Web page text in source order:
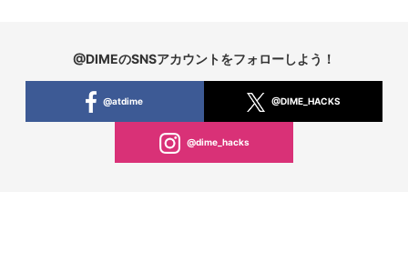
@DIMEのSNSアカウントをフォローしよう！
@atdime @DIME_HACKS
@dime_hacks